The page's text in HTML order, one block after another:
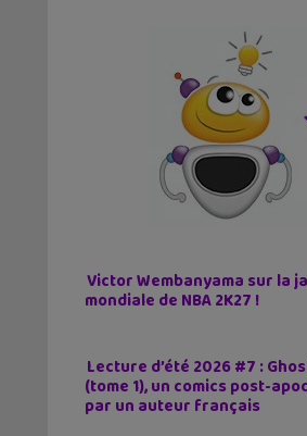
Victor Wembanyama sur la
mondiale de NBA 2K27 !
Lecture d’été 2026 #7 :
(tome 1), un comics post-
par un auteur français